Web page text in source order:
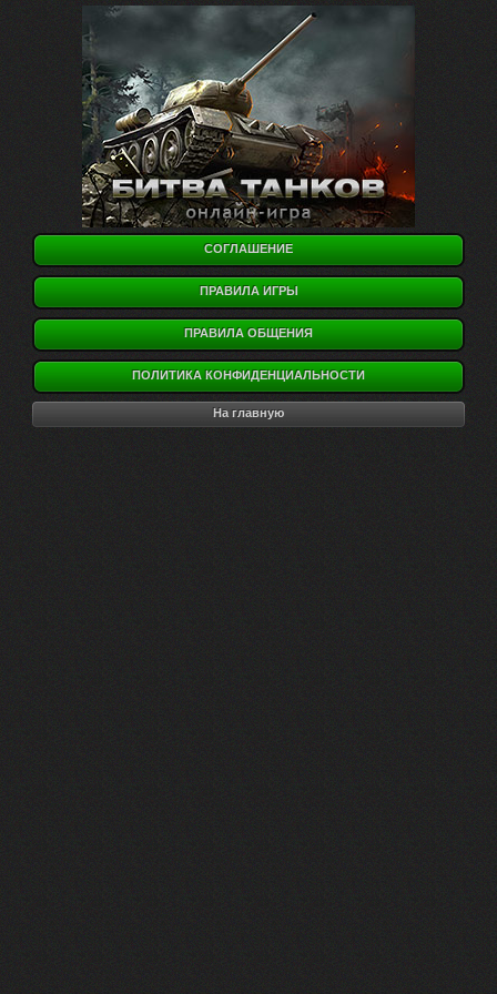
СОГЛАШЕНИЕ
ПРАВИЛА ИГРЫ
ПРАВИЛА ОБЩЕНИЯ
ПОЛИТИКА КОНФИДЕНЦИАЛЬНОСТИ
На главную